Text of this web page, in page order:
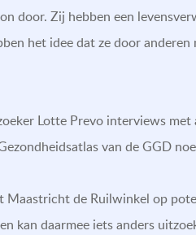
door. Zij hebben een
het idee dat ze door anderen
Lotte Prevo interviews
van de GGD
Maastricht de Ruilwinkel op
daarmee iets anders